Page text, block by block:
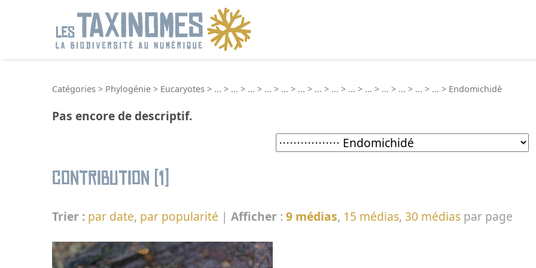
Catégories > Phylogénie > Eucaryotes > ... > ... > ... > ... > ... > ... > ... > ... > ... > ... > ... > ... > ... > ... > Endomichidé
Pas encore de descriptif.
Contribution (1)
Trier : par date, par popularité | Afficher : 9 médias, 15 médias, 30 médias par page